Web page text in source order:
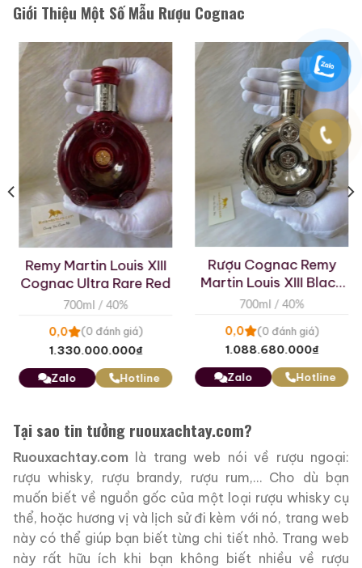
Giới Thiệu Một Số Mẫu Rượu Cognac
Fine Champagne Denis
Mounie Hors d’Age
700ml / 40%
0,0 (0 đánh giá)
28.660.000
Zalo
Cognac
100 Years
Meidi-Ya 1885-
700ml / 40%
0,0 (0 đánh
4.500.000
Zalo
Tại sao tin tưởng ruouxachtay.com?
Ruouxachtay.com là trang web nói về rượu ngoại:
rượu whisky, rượu brandy, rượu rum,… Cho dù bạn
muốn biết về nguồn gốc của một loại rượu whisky cụ
thể, hoặc hương vị và lịch sử đi kèm với nó, trang web
này có thể giúp bạn biết từng chi tiết nhỏ. Trang web
này rất hữu ích khi bạn không biết nhiều về rượu